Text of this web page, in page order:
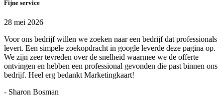
Fijne service
28 mei 2026
Voor ons bedrijf willen we zoeken naar een bedrijf dat professionals
levert. Een simpele zoekopdracht in google leverde deze pagina op.
We zijn zeer tevreden over de snelheid waarmee we de offerte
ontvingen en hebben een professional gevonden die past binnen ons
bedrijf. Heel erg bedankt Marketingkaart!
- Sharon Bosman